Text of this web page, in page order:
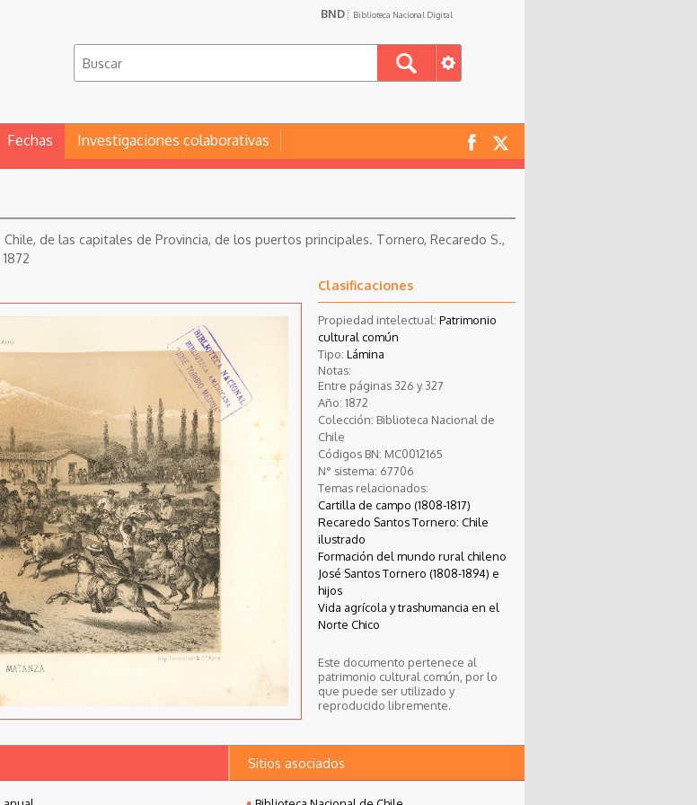
BND Biblioteca Nacional Digital
Fechas Investigaciones colaborativas
de las capitales de Provincia, de los puertos principales. Tornero, Recaredo S.,
Clasificaciones
Propiedad intelectual: Patrimonio
cultural común
Tipo: Lámina
Notas:
Entre páginas 326 y 327
Año: 1872
Colección: Biblioteca Nacional de
Chile
Códigos BN: MC0012165
N° sistema: 67706
Temas relacionados:
Cartilla de campo (1808-1817)
Recaredo Santos Tornero: Chile
ilustrado
Formación del mundo rural chileno
José Santos Tornero (1808-1894) e
hijos
Vida agrícola y trashumancia en el
Norte Chico
Este documento pertenece al
patrimonio cultural común, por lo
que puede ser utilizado y
reproducido libremente.
Sitios asociados